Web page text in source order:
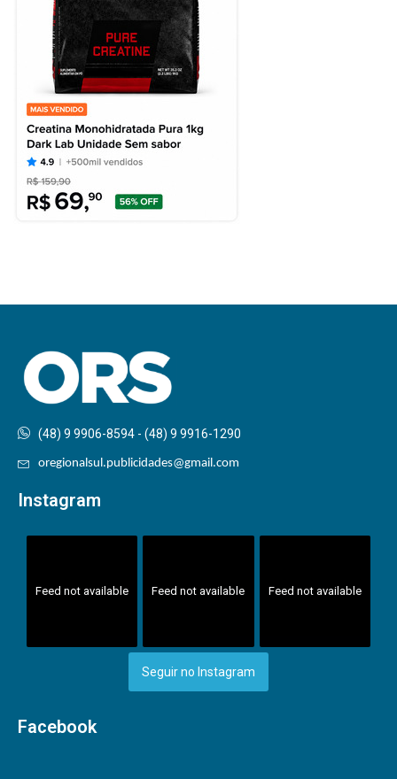
(48) 9 9906-8594 - (48) 9 9916-1290
oregionalsul.publicidades@gmail.com
Instagram
Feed not available Feed not available Feed not available
Seguir no Instagram
Facebook